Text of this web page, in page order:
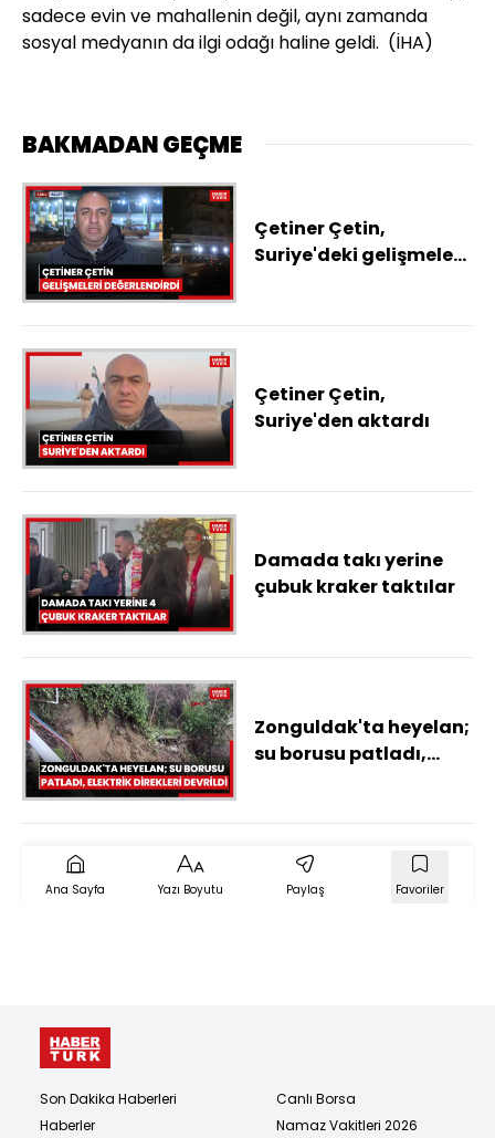
sadece evin ve mahallenin değil, aynı zamanda
sosyal medyanın da ilgi odağı haline geldi. (İHA)
BAKMADAN GEÇME
Çetiner Çetin,
Suriye'deki gelişmeleri
Çetiner Çetin,
Suriye'den aktardı
Damada takı yerine
çubuk kraker taktılar
Zonguldak'ta heyelan;
su borusu patladı,
Ana Sayfa Yazı Boyutu Paylaş Favoriler
Son Dakika Haberleri
Haberler
Canlı Borsa
Namaz Vakitleri 2026